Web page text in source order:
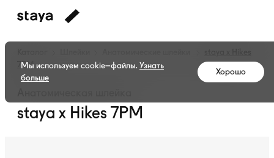
7PM
staya x Hikes 7PM
Мы используем cookie–файлы. Узнать
больше
Хорошо